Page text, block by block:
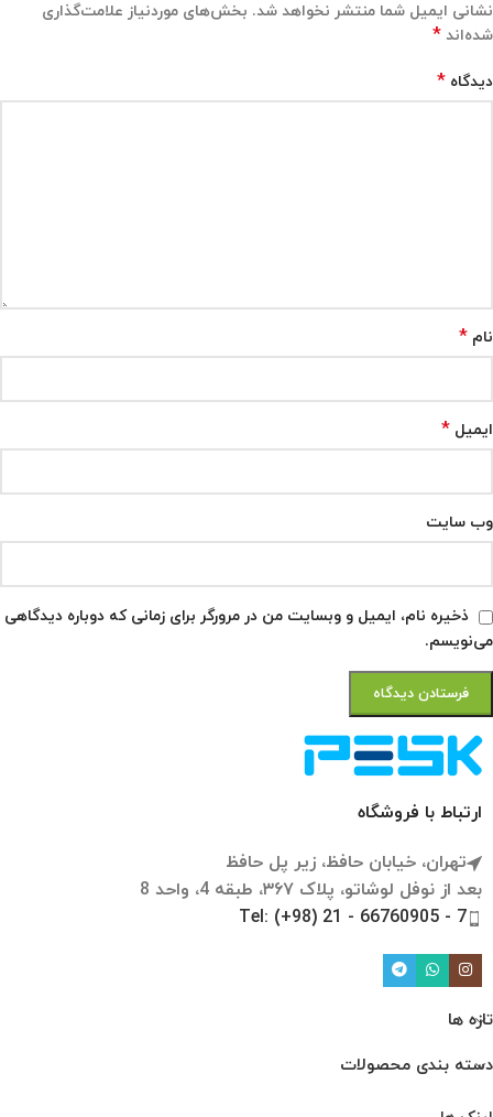
نشانی ایمیل شما منتشر نخواهد شد. بخش‌های موردنیاز علامت‌گذاری
شده‌اند *
دیدگاه *
نام *
ایمیل *
وب‌ سایت
ذخیره نام، ایمیل و وبسایت من در مرورگر برای زمانی که دوباره دیدگاهی
می‌نویسم.
ارتباط با فروشگاه
تهران، خیابان حافظ، زیر پل حافظ
بعد از نوفل لوشاتو، پلاک ۳۶۷، طبقه 4، واحد 8
Tel: (+98) 21 - 66760905 - 7
تازه ها
دسته بندی محصولات